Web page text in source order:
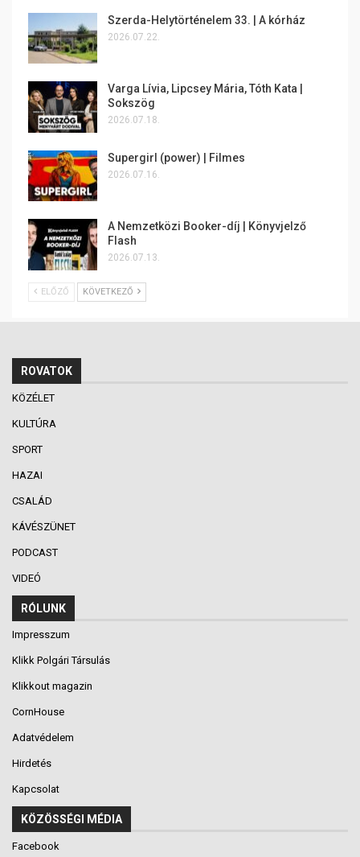
Szerda-Helytörténelem 33. | A kórház
2026.07.22.
Varga Lívia, Lipcsey Mária, Tóth Kata |
Sokszög
2026.07.18.
Supergirl (power) | Filmes
2026.07.16.
A Nemzetközi Booker-díj | Könyvjelző
Flash
2026.07.13.
ELŐZŐ KÖVETKEZŐ
ROVATOK
KÖZÉLET
KULTÚRA
SPORT
HAZAI
CSALÁD
KÁVÉSZÜNET
PODCAST
VIDEÓ
RÓLUNK
Impresszum
Klikk Polgári Társulás
Klikkout magazin
CornHouse
Adatvédelem
Hirdetés
Kapcsolat
KÖZÖSSÉGI MÉDIA
Facebook